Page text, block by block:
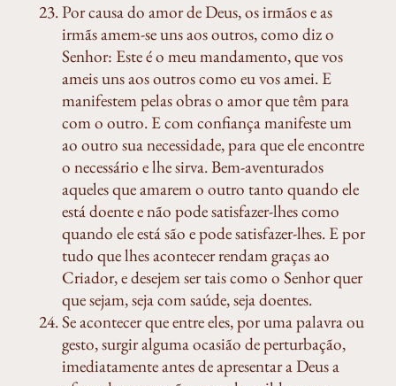
Por causa do amor de Deus, os irmãos e as
irmãs amem-se uns aos outros, como diz o
Senhor: Este é o meu mandamento, que vos
ameis uns aos outros como eu vos amei. E
manifestem pelas obras o amor que têm para
com o outro. E com confiança manifeste um
ao outro sua necessidade, para que ele encontre
o necessário e lhe sirva. Bem-aventurados
aqueles que amarem o outro tanto quando ele
está doente e não pode satisfazer-lhes como
quando ele está são e pode satisfazer-lhes. E por
tudo que lhes acontecer rendam graças ao
Criador, e desejem ser tais como o Senhor quer
que sejam, seja com saúde, seja doentes.
Se acontecer que entre eles, por uma palavra ou
gesto, surgir alguma ocasião de perturbação,
imediatamente antes de apresentar a Deus a